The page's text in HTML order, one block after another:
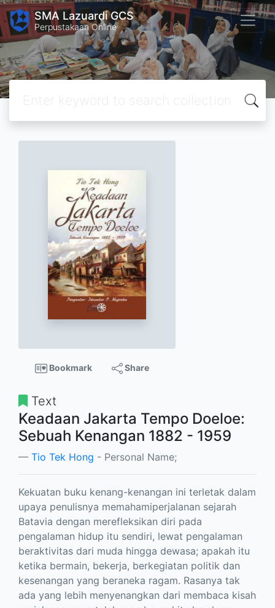
SMA Lazuardi GCS
Perpustakaan Online
Bookmark Share
Text
Keadaan Jakarta Tempo Doeloe:
Sebuah Kenangan 1882 - 1959
Tio Tek Hong - Personal Name;
Kekuatan buku kenang-kenangan ini terletak dalam
upaya penulisnya memahamiperjalanan sejarah
Batavia dengan merefleksikan diri pada
pengalaman hidup itu sendiri, lewat pengalaman
beraktivitas dari muda hingga dewasa; apakah itu
ketika bermain, bekerja, berkegiatan politik dan
kesenangan yang beraneka ragam. Rasanya tak
ada yang lebih menyenangkan dari membaca kisah